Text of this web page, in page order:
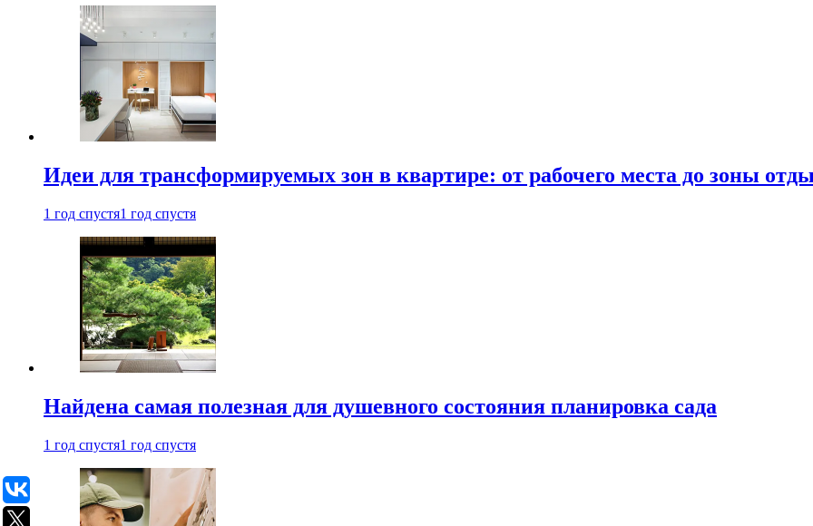
Идеи для трансформируемых зон в квартире: от рабочего места до зоны
1 год спустя1 год спустя
Найдена самая полезная для душевного состояния планировка сада
1 год спустя1 год спустя